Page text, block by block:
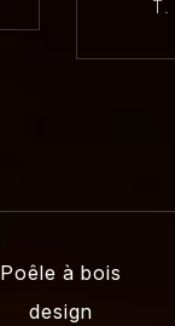
T.
Poêle à bois
design